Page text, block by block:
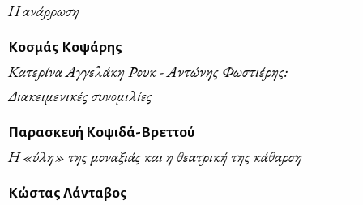
Η ανάρρωση
Κοσμάς Κοψάρης
Κατερίνα Αγγελάκη Ρουκ - Αντώνης Φωστιέρης:
Διακειμενικές συνομιλίες
Παρασκευή Κοψιδά-Βρεττού
Η «ύλη» της μοναξιάς και η θεατρική της κάθαρση
Κώστας Λάνταβος